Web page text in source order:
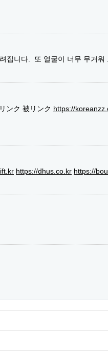
집니다. 또 얼굴이 너무 무거
ンク 被リンク https://
https://dhus.co.kr https://